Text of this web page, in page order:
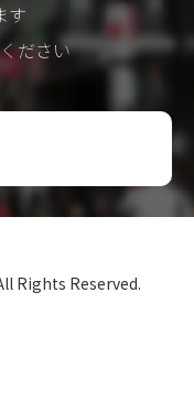
す
ださい
Rights Reserved.